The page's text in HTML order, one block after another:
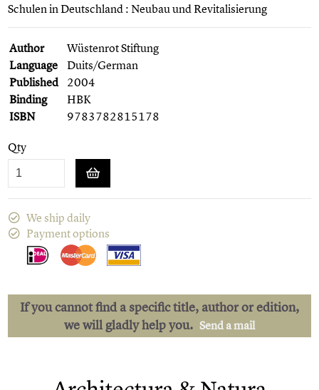
Schulen in Deutschland : Neubau und Revitalisierung
Author
Wüstenrot Stiftung
Language
Duits/German
Published 2004
Binding
HBK
ISBN
9783782815178
Qty
We ship daily
Payment options
If you cannot find a specific title, author or edition,
we will gladly help you. Send a mail